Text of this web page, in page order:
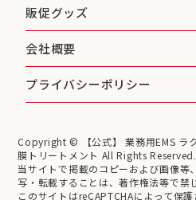
販促グッズ
会社概要
プライバシーポリシー
Copyright © 【公式】 業務用EMS ラ
膜トリートメント All Rights Reserved.
当サイトで掲載のコピーおよび画像等
写・転載することは、著作権法等で禁
このサイトはreCAPTCHAによって保